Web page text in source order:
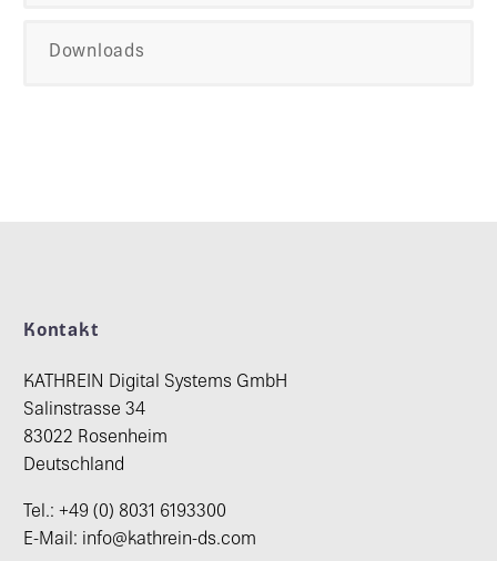
Downloads
Kontakt
KATHREIN Digital Systems GmbH
Salinstrasse 34
83022 Rosenheim
Deutschland
Tel.: +49 (0) 8031 6193300
E-Mail: info@kathrein-ds.com